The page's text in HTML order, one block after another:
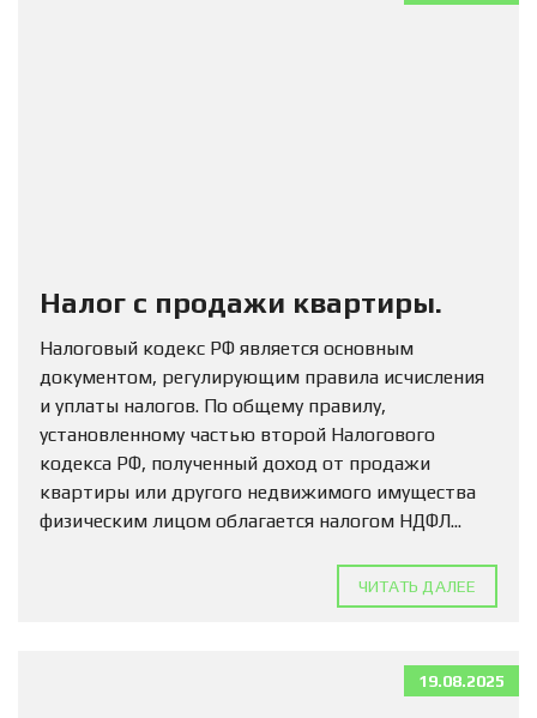
Налог с продажи квартиры.
Налоговый кодекс РФ является основным
документом, регулирующим правила исчисления
и уплаты налогов. По общему правилу,
установленному частью второй Налогового
кодекса РФ, полученный доход от продажи
квартиры или другого недвижимого имущества
физическим лицом облагается налогом НДФЛ...
ЧИТАТЬ ДАЛЕЕ
19.08.2025